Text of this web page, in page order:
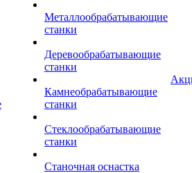
Металлообрабатывающие
станки
Деревообрабатывающие
станки
Камнеобрабатывающие
станки
Стеклообрабатывающие
станки
Станочная оснастка